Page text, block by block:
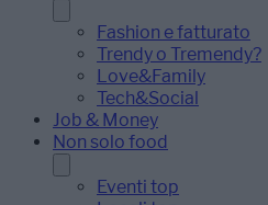
Fashion e fatturato
Trendy o Tremendy?
Love&Family
Tech&Social
Job & Money
Non solo food
Eventi top